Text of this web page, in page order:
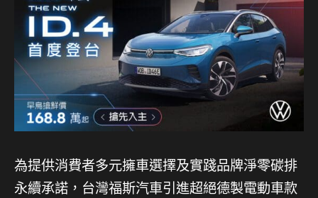
為提供消費者多元擁車選擇及實踐品牌淨零碳排
永續承諾，台灣福斯汽車引進超絕德製電動車款